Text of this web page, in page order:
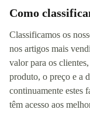
Como
Classificamos os
nos artigos mais
valor para os
produto, o preço e a
continuamente estes
têm acesso aos